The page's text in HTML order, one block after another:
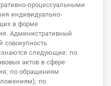
процессуальными
индивидуально-
в форме
Административный
совокупность
следующие: по
актов в сфере
по обращениям
по